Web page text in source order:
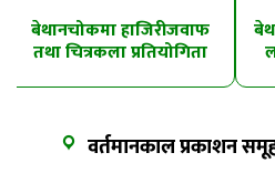
बेथानचोकमा हाजिरीजवाफ
तथा चित्रकला प्रतियोगिता
वर्तमानकाल प्रकाशन